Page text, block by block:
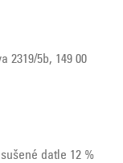
2319/5b, 149 00
datle 12 %